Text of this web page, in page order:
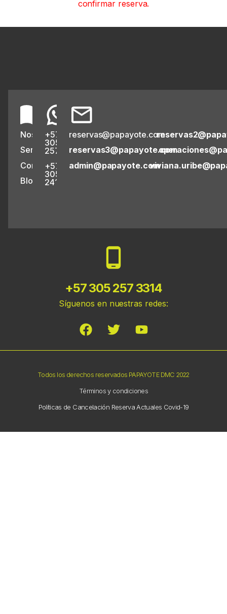
confirmar reserva.
Nosotros
Servicios
Contacto
Blog
+57
305
2573314
+57
305
2413286
reservas@papayote.com
reservas3@papayote.com
admin@papayote.com
+57 305 257 3314
Síguenos en nuestras redes:
Todos los derechos reservados PAPAYOTE DMC 2022
Términos y condiciones
Políticas de Cancelación Reserva Actuales Covid-19